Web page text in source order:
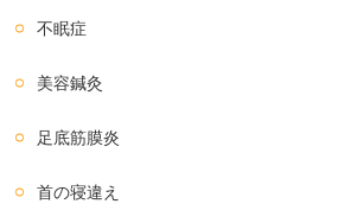
不眠症
美容鍼灸
足底筋膜炎
首の寝違え